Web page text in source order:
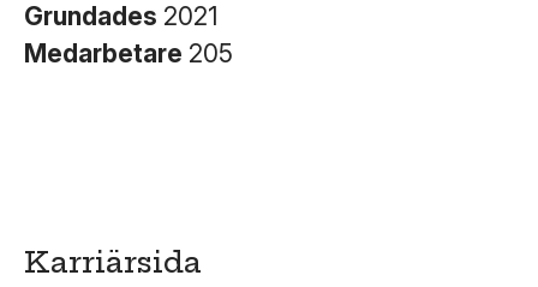
Grundades 2021
Medarbetare 205
Karriärsida